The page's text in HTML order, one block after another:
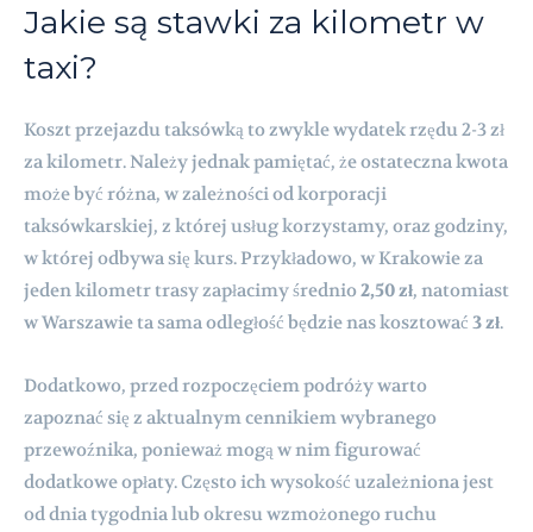
Jakie są stawki za kilometr w
taxi?
Koszt przejazdu taksówką to zwykle wydatek rzędu 2-3 zł
za kilometr. Należy jednak pamiętać, że ostateczna kwota
może być różna, w zależności od korporacji
taksówkarskiej, z której usług korzystamy, oraz godziny,
w której odbywa się kurs. Przykładowo, w Krakowie za
jeden kilometr trasy zapłacimy średnio2,50 zł, natomiast
w Warszawie ta sama odległość będzie nas kosztować 3 zł.
Dodatkowo, przed rozpoczęciem podróży warto
zapoznać się z aktualnym cennikiem wybranego
przewoźnika, ponieważ mogą w nim figurować
dodatkowe opłaty. Często ich wysokość uzależniona jest
od dnia tygodnia lub okresu wzmożonego ruchu